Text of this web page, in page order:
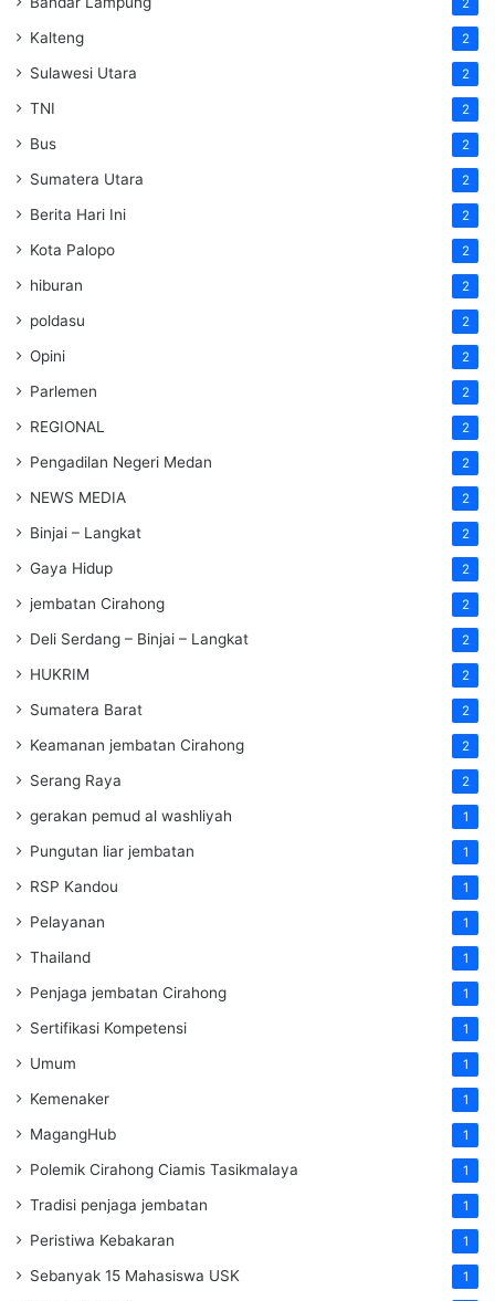
2
Kalteng 2
Sulawesi Utara 2
TNI 2
Bus 2
Sumatera Utara 2
Berita Hari Ini 2
Kota Palopo 2
hiburan 2
poldasu 2
Opini 2
Parlemen 2
REGIONAL 2
Pengadilan Negeri Medan 2
NEWS MEDIA 2
Binjai – Langkat 2
Gaya Hidup 2
jembatan Cirahong 2
Deli Serdang – Binjai – Langkat 2
HUKRIM 2
Sumatera Barat 2
Keamanan jembatan Cirahong 2
Serang Raya 2
gerakan pemud al washliyah 1
Pungutan liar jembatan 1
RSP Kandou 1
Pelayanan 1
Thailand 1
Penjaga jembatan Cirahong 1
Sertifikasi Kompetensi 1
Umum 1
Kemenaker 1
MagangHub 1
Polemik Cirahong Ciamis Tasikmalaya 1
Tradisi penjaga jembatan 1
Peristiwa Kebakaran 1
Sebanyak 15 Mahasiswa USK 1